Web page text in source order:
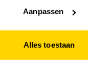
functioneert.
Aanpassen
Alles toestaan